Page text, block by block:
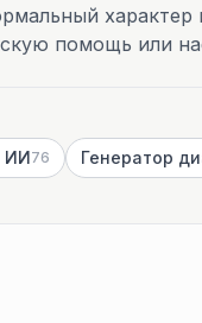
помощь или
ИИ76